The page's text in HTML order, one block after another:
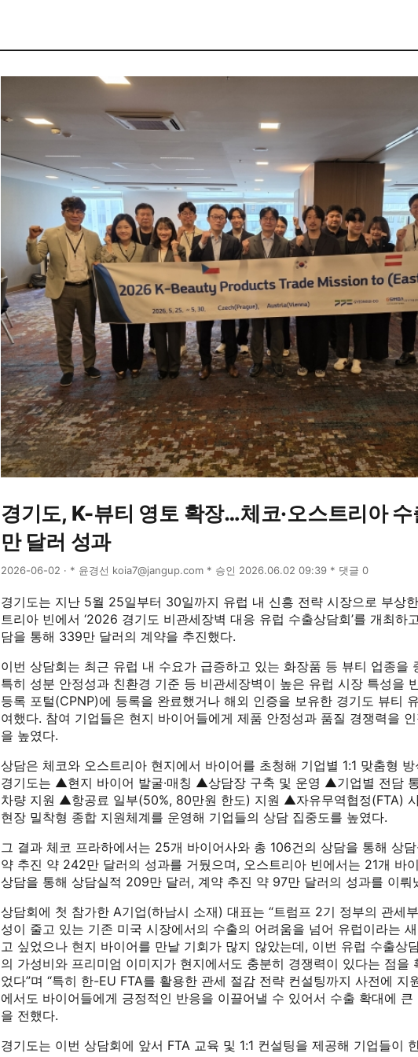
경기도, K-뷰티 영토 확장…체코·오스트리아
만 달러 성과
2026-06-02 · * 윤경선 koia7@jangup.com * 승인 2026.06.02 09:39 * 댓글 0
경기도는 지난 5월 25일부터 30일까지 유럽 내 신흥 전략 시장으로 부상
트리아 빈에서 ‘2026 경기도 비관세장벽 대응 유럽 수출상담회’를 개최하
담을 통해 339만 달러의 계약을 추진했다.
이번 상담회는 최근 유럽 내 수요가 급증하고 있는 화장품 등 뷰티 업종을
특히 성분 안정성과 친환경 기준 등 비관세장벽이 높은 유럽 시장 특성을
등록 포털(CPNP)에 등록을 완료했거나 해외 인증을 보유한 경기도 뷰티
여했다. 참여 기업들은 현지 바이어들에게 제품 안정성과 품질 경쟁력을
을 높였다.
상담은 체코와 오스트리아 현지에서 바이어를 초청해 기업별 1:1 맞춤형
경기도는 ▲현지 바이어 발굴·매칭 ▲상담장 구축 및 운영 ▲기업별 전담
차량 지원 ▲항공료 일부(50%, 80만원 한도) 지원 ▲자유무역협정(FTA)
현장 밀착형 종합 지원체계를 운영해 기업들의 상담 집중도를 높였다.
그 결과 체코 프라하에서는 25개 바이어사와 총 106건의 상담을 통해 상
약 추진 약 242만 달러의 성과를 거뒀으며, 오스트리아 빈에서는 21개 바
상담을 통해 상담실적 209만 달러, 계약 추진 약 97만 달러의 성과를 이뤄
상담회에 첫 참가한 A기업(하남시 소재) 대표는 “트럼프 2기 정부의 관세
성이 줄고 있는 기존 미국 시장에서의 수출의 어려움을 넘어 유럽이라는
고 싶었으나 현지 바이어를 만날 기회가 많지 않았는데, 이번 유럽 수출상
의 가성비와 프리미엄 이미지가 현지에서도 충분히 경쟁력이 있다는 점을
었다”며 “특히 한-EU FTA를 활용한 관세 절감 전략 컨설팅까지 사전에 지
에서도 바이어들에게 긍정적인 반응을 이끌어낼 수 있어서 수출 확대에 큰
을 전했다.
경기도는 이번 상담회에 앞서 FTA 교육 및 1:1 컨설팅을 제공해 기업들이